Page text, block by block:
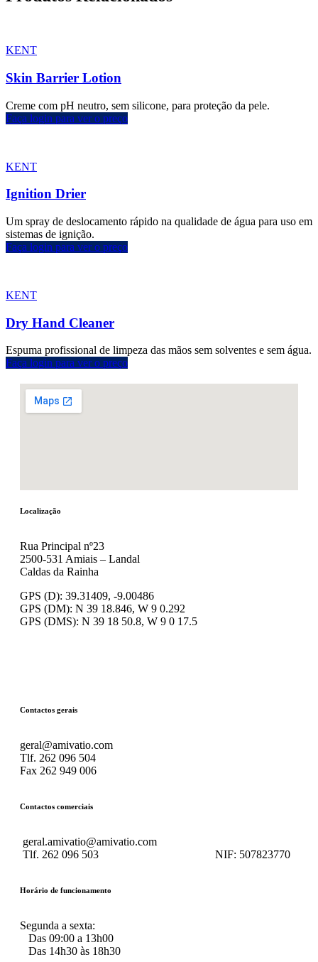
KENT
Skin Barrier Lotion
Creme com pH neutro, sem silicone, para proteção da pele.
Faça login para ver o preço
KENT
Ignition Drier
Um spray de deslocamento rápido na qualidade de água para uso em
sistemas de ignição.
Faça login para ver o preço
KENT
Dry Hand Cleaner
Espuma profissional de limpeza das mãos sem solventes e sem água.
Faça login para ver o preço
Localização
Rua Principal nº23
2500-531 Amiais – Landal
Caldas da Rainha
GPS (D): 39.31409, -9.00486
GPS (DM): N 39 18.846, W 9 0.292
GPS (DMS): N 39 18 50.8, W 9 0 17.5
Contactos gerais
geral@amivatio.com
Tlf. 262 096 504
Fax 262 949 006
Contactos comerciais
geral.amivatio@amivatio.com
Tlf. 262 096 503 NIF: 507823770
Horário de funcionamento
Segunda a sexta:
Das 09:00 a 13h00
Das 14h30 às 18h30